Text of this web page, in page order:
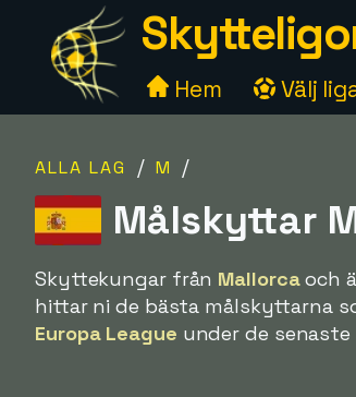
Hem Välj
ALLA LAG / M /
Målskyttar
Skyttekungar från Mallorcaoch
hittar ni de bästa målskyttarna
Europa League under de senaste